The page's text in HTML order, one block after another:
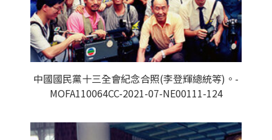
中國國民黨十三全會紀念合照(李登輝總統等)。-
MOFA110064CC-2021-07-NE00111-124